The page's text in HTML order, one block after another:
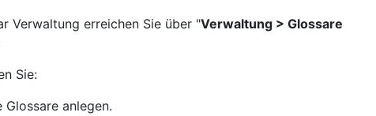
Verwaltung erreichen Sie über "Verwaltung > Glossare
Sie:
Glossare anlegen.